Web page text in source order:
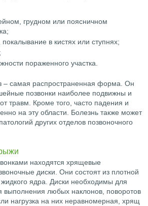
грудном или поясничном
в кистях или ступнях;
пораженного участка.
– самая распространенная форма. Он
позвонки наиболее подвижны и
травм. Кроме того, часто падения и
на эту области. Болезнь также может
других отделов позвоночного
находятся хрящевые
диски. Они состоят из плотной
ядра. Диски необходимы для
выполнения любых наклонов, поворотов
нагрузка на них неравномерная, хрящ